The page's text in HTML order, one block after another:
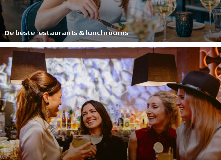
Bezienswaardigheden
Musea, theaters & podia
Uitjes & activiteiten
Toeristische routes
Natuurgebieden
Baroniepoorten
Sport
Privacy
Inloggen
De beste restaurants & lunchrooms